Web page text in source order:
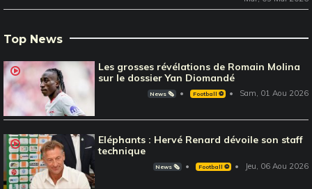
Top News
Les grosses révélations de Romain Molina
sur le dossier Yan Diomandé
News 🗞️ Football ⚽️ Sam, 01 Aou 2026
Eléphants : Hervé Renard dévoile son staff
technique
News 🗞️ Football ⚽️ Jeu, 06 Aou 2026